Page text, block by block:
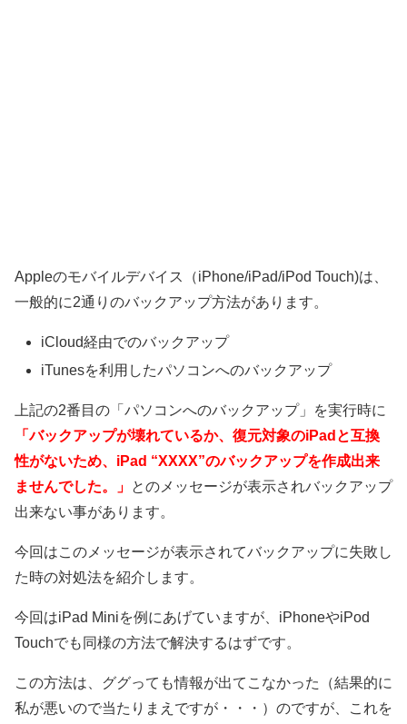
Appleのモバイルデバイス（iPhone/iPad/iPod Touch)は、
一般的に2通りのバックアップ方法があります。
iCloud経由でのバックアップ
iTunesを利用したパソコンへのバックアップ
上記の2番目の「パソコンへのバックアップ」を実行時に
「バックアップが壊れているか、復元対象のiPadと互換
性がないため、iPad “XXXX”のバックアップを作成出来
ませんでした。」 とのメッセージが表示されバックアップ
出来ない事があります。
今回はこのメッセージが表示されてバックアップに失敗し
た時の対処法を紹介します。
今回はiPad Miniを例にあげていますが、iPhoneやiPod
Touchでも同様の方法で解決するはずです。
この方法は、ググっても情報が出てこなかった（結果的に
私が悪いので当たりまえですが・・・）のですが、これを